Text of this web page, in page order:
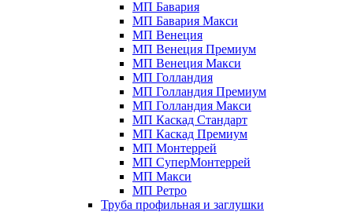
МП Бавария
МП Бавария Макси
МП Венеция
МП Венеция Премиум
МП Венеция Макси
МП Голландия
МП Голландия Премиум
МП Голландия Макси
МП Каскад Стандарт
МП Каскад Премиум
МП Монтеррей
МП СуперМонтеррей
МП Макси
МП Ретро
Труба профильная и заглушки